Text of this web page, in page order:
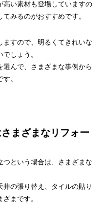
高い素材も登場していますの
みるのがおすすめです。
ますので、明るくてきれいな
しょう。
んで、さまざまな事例から
。
まざまなリフォー
という場合は、さまざまな
の張り替え、タイルの貼り
まです。